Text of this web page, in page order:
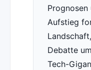
Aufstieg
Debatte
Tech-